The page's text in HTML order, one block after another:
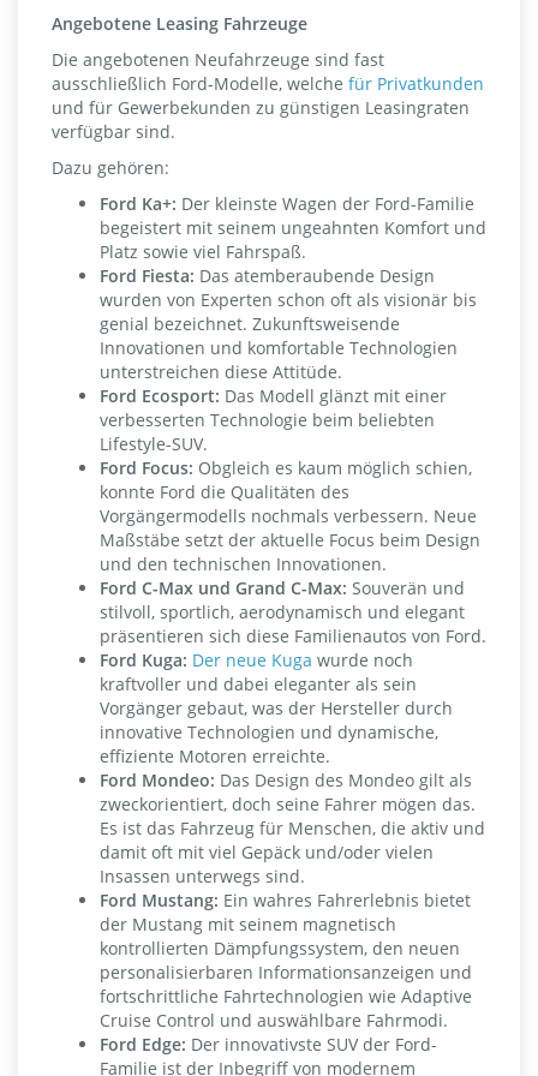
Angebotene Leasing Fahrzeuge
Die angebotenen Neufahrzeuge sind fast
ausschließlich Ford-Modelle, welche für Privatkunden
und für Gewerbekunden zu günstigen Leasingraten
verfügbar sind.
Dazu gehören:
Ford Ka+: Der kleinste Wagen der Ford-Familie
begeistert mit seinem ungeahnten Komfort und
Platz sowie viel Fahrspaß.
Ford Fiesta: Das atemberaubende Design
wurden von Experten schon oft als visionär bis
genial bezeichnet. Zukunftsweisende
Innovationen und komfortable Technologien
unterstreichen diese Attitüde.
Ford Ecosport: Das Modell glänzt mit einer
verbesserten Technologie beim beliebten
Lifestyle-SUV.
Ford Focus: Obgleich es kaum möglich schien,
konnte Ford die Qualitäten des
Vorgängermodells nochmals verbessern. Neue
Maßstäbe setzt der aktuelle Focus beim Design
und den technischen Innovationen.
Ford C-Max und Grand C-Max: Souverän und
stilvoll, sportlich, aerodynamisch und elegant
präsentieren sich diese Familienautos von Ford.
Ford Kuga: Der neue Kuga wurde noch
kraftvoller und dabei eleganter als sein
Vorgänger gebaut, was der Hersteller durch
innovative Technologien und dynamische,
effiziente Motoren erreichte.
Ford Mondeo: Das Design des Mondeo gilt als
zweckorientiert, doch seine Fahrer mögen das.
Es ist das Fahrzeug für Menschen, die aktiv und
damit oft mit viel Gepäck und/oder vielen
Insassen unterwegs sind.
Ford Mustang: Ein wahres Fahrerlebnis bietet
der Mustang mit seinem magnetisch
kontrollierten Dämpfungssystem, den neuen
personalisierbaren Informationsanzeigen und
fortschrittliche Fahrtechnologien wie Adaptive
Cruise Control und auswählbare Fahrmodi.
Ford Edge: Der innovativste SUV der Ford-
Familie ist der Inbegriff von modernem